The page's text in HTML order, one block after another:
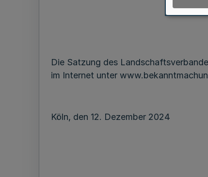
Die Satzung des
im Internet unter
Köln, den 12. Dezember 2024